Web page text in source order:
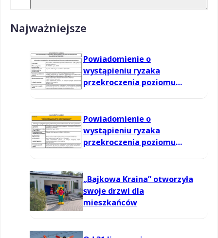
Najważniejsze
Powiadomienie o
wystąpieniu ryzaka
przekroczenia poziomu
Powiadomienie o
wystąpieniu ryzaka
przekroczenia poziomu
„Bajkowa Kraina” otworzyła
swoje drzwi dla
mieszkańców